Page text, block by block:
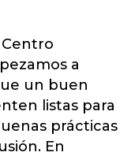
a
un buen
listas para
prácticas
En